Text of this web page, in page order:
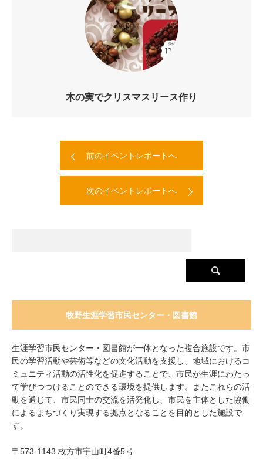
木の実でクリスマスリース作り
前のイベントレポートへ
次のイベントレポートへ
牧野生涯学習市民センター・図書館
生涯学習市民センター・図書館が一体となった複合施設です。市
民の学習活動や芸術等などの文化活動を支援し、地域におけるコ
ミュニティ活動の活性化を促進することで、市民が生涯にわたっ
て学びつつけることのできる環境を提供します。またこれらの活
動を通じて、市民同士の交流を活発化し、市民を主体とした協働
によるまちづくり実現する拠点となることを目的とした施設で
す。
〒573-1143 枚方市宇山町4番5号